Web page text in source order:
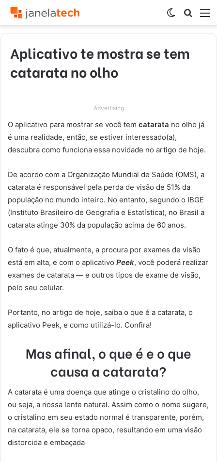
por
Switch
skin
Aplicativo te mostra se tem
catarata no olho
Advertising
O aplicativo para mostrar se você tem catarata no olho já
é uma realidade, então, se estiver interessado(a),
descubra como funciona essa novidade no artigo de hoje.
De acordo com a Organização Mundial de Saúde (OMS), a
catarata é responsável pela perda de visão de 51% da
população no mundo inteiro. No entanto, segundo o IBGE
(Instituto Brasileiro de Geografia e Estatística), no Brasil a
catarata atinge 30% da população acima de 60 anos.
O fato é que, atualmente, a procura por exames de visão
está em alta, e com o aplicativo Peek, você poderá realizar
exames de catarata — e outros tipos de exame de visão,
pelo seu celular.
Portanto, no artigo de hoje, saiba o que é a catarata, o
aplicativo Peek, e como utilizá-lo. Confira!
Mas afinal, o que é e o que
causa a catarata?
A catarata é uma doença que atinge o cristalino do olho,
ou seja, a nossa lente natural. Assim como o nome sugere,
o cristalino em seu estado normal é transparente, porém,
na catarata, ele se torna opaco, resultando em uma visão
distorcida e embaçada